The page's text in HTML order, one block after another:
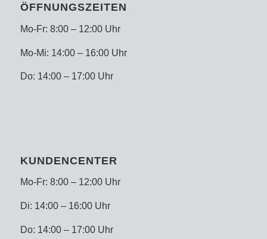
ÖFFNUNGSZEITEN
Mo-Fr: 8:00 – 12:00 Uhr
Mo-Mi: 14:00 – 16:00 Uhr
Do: 14:00 – 17:00 Uhr
KUNDENCENTER
Mo-Fr: 8:00 – 12:00 Uhr
Di: 14:00 – 16:00 Uhr
Do: 14:00 – 17:00 Uhr